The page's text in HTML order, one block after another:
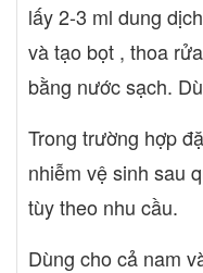
lấy 2-3 ml dung
và tạo bọt , thoa
bằng nước sạch.
Trong trường hợp
nhiễm vệ sinh sau
tùy theo nhu cầu.
Dùng cho cả nam